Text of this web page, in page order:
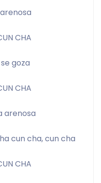
CHA
goza
CHA
arenosa
cun cha, cun cha
CHA